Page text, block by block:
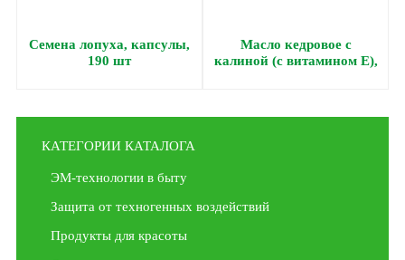
Семена лопуха, капсулы,
190 шт
Масло кедровое с
калиной (с витамином Е),
КАТЕГОРИИ КАТАЛОГА
ЭМ-технологии в быту
Защита от техногенных воздействий
Продукты для красоты